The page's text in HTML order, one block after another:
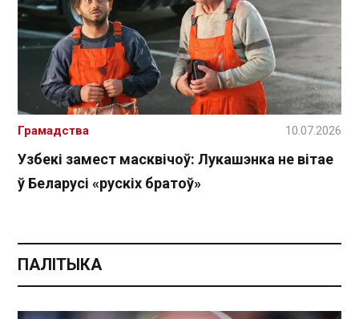
Узбекі замест масквічоў: Лукашэнка не вітае
ў Беларусі «рускіх братоў»
Грамадства 10.07.2026
ПАЛІТЫКА